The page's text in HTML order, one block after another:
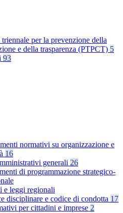
triennale per la prevenzione della
e della trasparenza (PTPCT) 5
93
normativi su organizzazione e
16
generali 26
di programmazione strategico-
e leggi regionali
disciplinare e codice di condotta 17
per cittadini e imprese 2